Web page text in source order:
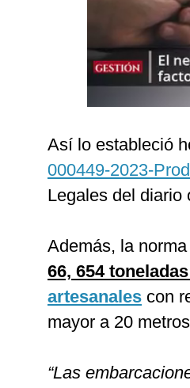
Así lo estableció
000449-2023-
Legales del diario
Además, la
66, 654
artesanales con
mayor a 20
“Las